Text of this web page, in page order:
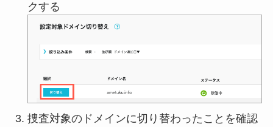
クする
捜査対象のドメインに切り替わったことを確認